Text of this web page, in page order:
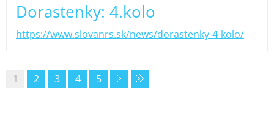
Dorastenky: 4.kolo
https://www.slovanrs.sk/news/dorastenky-4-kolo/
1 2 3 4 5